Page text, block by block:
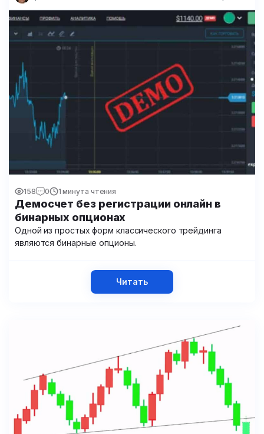
158 0 1 минута чтения
Демосчет без регистрации онлайн в
бинарных опционах
Одной из простых форм классического трейдинга
являются бинарные опционы.
Читать